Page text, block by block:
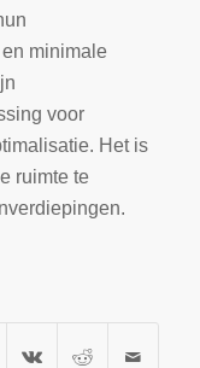
minimale
voor
Het is
ruimte te